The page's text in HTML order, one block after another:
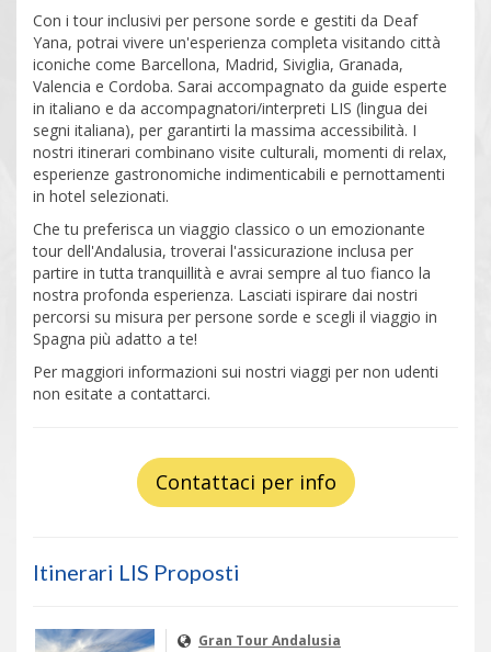
Con i tour inclusivi per persone sorde e gestiti da Deaf
Yana, potrai vivere un'esperienza completa visitando città
iconiche come Barcellona, Madrid, Siviglia, Granada,
Valencia e Cordoba. Sarai accompagnato da guide esperte
in italiano e da accompagnatori/interpreti LIS (lingua dei
segni italiana), per garantirti la massima accessibilità. I
nostri itinerari combinano visite culturali, momenti di relax,
esperienze gastronomiche indimenticabili e pernottamenti
in hotel selezionati.
Che tu preferisca un viaggio classico o un emozionante
tour dell'Andalusia, troverai l'assicurazione inclusa per
partire in tutta tranquillità e avrai sempre al tuo fianco la
nostra profonda esperienza. Lasciati ispirare dai nostri
percorsi su misura per persone sorde e scegli il viaggio in
Spagna più adatto a te!
Per maggiori informazioni sui nostri viaggi per non udenti
non esitate a contattarci.
Contattaci per info
Itinerari LIS Proposti
Gran Tour Andalusia